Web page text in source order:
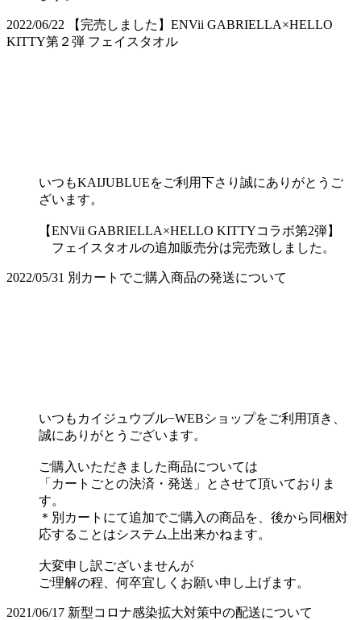
2022/06/22
【完売しました】ENVii GABRIELLA×HELLO
KITTY第２弾 フェイスタオル
いつもKAIJUBLUEをご利用下さり誠にありがとうご
ざいます。
【ENVii GABRIELLA×HELLO KITTYコラボ第2弾】
フェイスタオルの追加販売分は完売致しました。
2022/05/31 別カートでご購入商品の発送について
いつもカイジュウブル−WEBショップをご利用頂き、
誠にありがとうございます。
ご購入いただきました商品については
「カートごとの決済・発送」とさせて頂いておりま
す。
＊別カートにて追加でご購入の商品を、後から同梱対
応することはシステム上出来かねます。
大変申し訳ございませんが
ご理解の程、何卒宜しくお願い申し上げます。
2021/06/17 新型コロナ感染拡大対策中の配送について